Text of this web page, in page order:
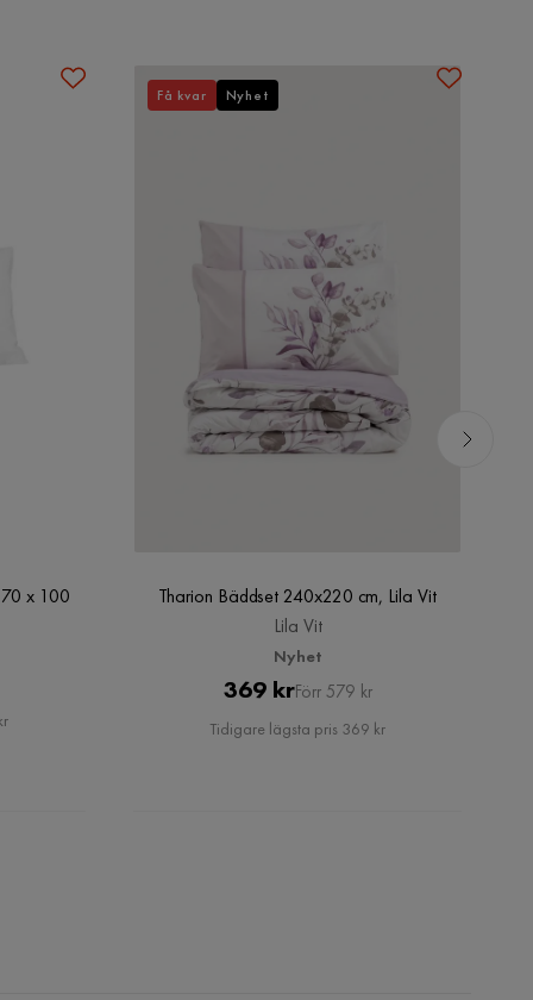
x 100
Tharion Bäddset 240x220 cm, Lila Vit
Lila Vit
Nyhet
Pris
369 krOriginal
Pris
Förr 579 kr
Tidigare lägsta pris 369 kr
Få kvar Nyhet